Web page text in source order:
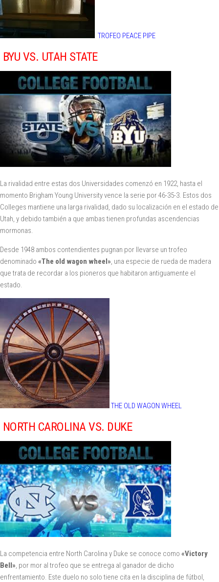
TROFEO PEACE PIPE
BYU VS. UTAH STATE
La rivalidad entre estas dos Universidades comenzó en 1922, hasta el
momento Brigham Young University vence la serie por 46-35-3. Estos dos
Colleges mantiene una larga rivalidad, dado su localización en el estado de
Utah, y debido también a que ambas tienen profundas ascendencias
mormonas.
Desde 1948 ambos contendientes pugnan por llevarse un trofeo
denominado «The old wagon wheel», una especie de rueda de madera
que trata de recordar a los pioneros que habitaron antiguamente el
estado.
THE OLD WAGON WHEEL
NORTH CAROLINA VS. DUKE
La competencia entre North Carolina y Duke se conoce como «Victory
Bell», por mor al trofeo que se entrega al ganador de dicho
enfrentamiento. Este duelo no solo tiene cita en la disciplina de fútbol,